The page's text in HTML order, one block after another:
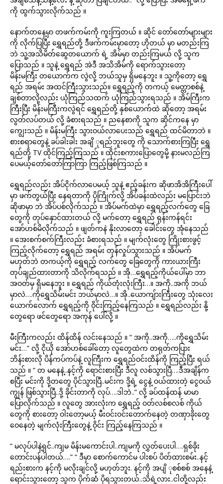
ကို ထွက်သွားလိုက်သည် ။
နောက်တနေ့မှာ တဖက်ကမ်းကို ကူးကြတယ် ။ ဆိုင် တော်တော်များများ
ကို လိုက်ပြပြီး ရွှေရည်တို့ ဒီဖက်ကမ်းမှာတော့ ဟိုတယ် မှာ မတည်းကြ
ဘဲ သူ့အသိမိတ်ဆွေတယောက် ရဲ့ အိမ်မှာ တည်းကြမယ် လို့ သူက
ပြောသည် ။ သူနဲ့ ရွှေရည် အဲဒီ အသိအိမ်ကို ရောက်သွားတော့
မိန်းမကြီး တယောက်က လွဲလို့ ဘယ်သူမှ ရှိမနေဘူး ။ သူ့ကိုတော့ ရွှေ
ရည် အရမ်း အထင်ကြီးသွားသည်။ ရွှေရည့်ကို တကယ့် မေတ္တာစစ်နဲ့
ချစ်တာလို့လည်း ယုံကြည်သထက် ယုံကြည်သွားရသည် ။ အိမ်ကြီးက
ကြီးပြီး မိန်းမကြီးကလွဲရင် ရွှေရည်တို့ နှစ်ယောက်ထဲ ဆိုတော့ အရမ်း
လွတ်လပ်တယ် လို့ ခံစားရသည် ။ ညနေစာကို သူက ဆိုင်ကနေ မှာ
ကျွေးသည် ။ မိန်းမကြီး သွားဝယ်လာပေးသည် ရွှေရည် ထင်မိတာဘဲ ။
စားစရာတွေနဲ့ ခပ်ခါးခါး အချိ ုရည်ဘူးတွေ ကို သောက်စားကြပြီး ရွှေ
ရည်တို့ TV ထိုင်ကြည့်ကြသည် ။ ထိုင်းစကားပြောတွေမို့ နားမလည်ကြ
ပေမယ့်တော်တော်ကြာကြာ ကြည့်ဖြစ်ကြသည် ။
ရွှေရည်လည်း အိပ်ငိုက်လာပေမယ့် သူနဲ့ ဧည့်ခန်းက ဆိုဖာအိအိကြီးပေါ်
မှာ ဖက်တွယ်ပြီး နေရတာကို ပိုကြိုက်လို့ အိပ်ခန်းထဲလည်း မပြောင်းဘဲ
ဆိုဖာမှာ ဘဲ အိပ်ပစ်လိုက်သည် ။ အိပ်မက်ထဲမှာ ရွှေရည့်လက်တွေ ခြေ
တွေကို တုပ်နှောင်ထားတယ် လို့ မက်တော့ ရွှေရည် ရုန်းကန်ရင်း
အော်ဟစ်မိလိုက်သည် ။ ဖျတ်ကနဲ နိုးလာတော့ ခေါင်းတွေ အုံနေသည်
။ အေးစက်စက်ကြီးလည်း ခံစားရသည် ။ မျက်လုံးတွေ ကြိုးစားဖွင့်
ကြည့်လိုက်တော့ ရွှေရည် အရမ်း တုန်လှုပ်သွားသည် ။ အိပ်မက်
မဟုတ်ဘဲ တကယ့်ကို ရွှေရည့် လက်တွေ ခြေတွေကို ကားယားကြီး
တုပ်ချည်ထားတာကို သိလိုက်ရသည် ။ အို…ရွှေရည့်ကိုယ်ပေါ်မှာ ဘာ
အဝတ်မှ ရှိမနေဘူး ။ ရွှေရည် ကိုယ်တုံးလုံးကြီး…။ အကို..အကို ဘယ်
မှာလဲ….ကိုရွှေသိမ်းမင်း ဘယ်မှာလဲ…။ အို..ယောကျ်ားကြီးတွေ သုံးလေး
ယောက်လောက် ရွှေရည့်ကို ဝိုင်းကြည့်နေကြသည် ။ ရွှေရည်လည်း နို့
တွေရော ဖင်တွေရော အကုန် ပေါ်လို့ ။
မီးကြီးကလည်း ထိန်ထိန် လင်းနေသည် ။ “ အကို..အကို…..ကိုရွှေသိမ်း
မင်း…” လို့ ငိုယို အော်ဟစ်ခေါ်တော့ လူတွေထဲက တရုတ်ကပြား
ဘိန်းစားလို ပိန်ကပ်ကပ်နဲ့ လူကြီးက ရွှေရည်ဝင်းထိန်ကို ကြည့်ပြီး ရယ်
သည် ။ “ တ မနေနဲ့..နင့်ကို ရောင်းစားပြီး ဒီလူ လစ်သွားပြီ….ဒီအချိန်က
စပြီး မင်းကို ဒို့တတွေ ပိုင်သွားပြီ..မင်းက ဒို့ရဲ့ ငွေနဲ့ ဝယ်ထားတဲ့ ငွေဝယ်
ကျွန် ဖြစ်သွားပြီ..ဒို့ ခိုင်းတာကို လုပ်….ဒါဘဲ..” လို့ ခပ်ထန်ထန် မာမာ
ပြောလိုက်သည် ။ လူတွေ အားလုံးက ရွှေရည့် ဝတ်လစ်စလစ် ကိုယ်
တွေကို စားတော့ ဝါးတော့မယ့် မီးဝင်းဝင်းတောက်နေတဲ့ တဏှာခိုးတွေ
ဝေနေတဲ့ မျက်လုံးကြီးတွေနဲ့ ဝိုင်း ကြည့်နေကြသည် ။
“ မလုပ်ပါနဲ့ရှင်..ကျမ မိန်းမကောင်းပါ..ကျမကို လွှတ်ပေးပါ….ရှစ်ခိုး
တောင်းပန်ပါတယ်….” “ ဒီမှာ စောက်ကောင်မ ပါးစပ် ပိတ်ထားစမ်း..နင့်
ရည်းစားက နင့်ကို မလိုးချင်လို့ မဟုတ်ဘူး. နင့်ကို အပျိ ုစစ်စစ် အနေနဲ့
ရောင်းသွားတော့ သူက ပိုက်ဆံ ပိုရသွားတယ်..သိရဲ့လား..ငါတို့လည်း